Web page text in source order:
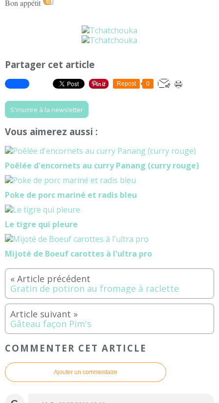
Bon appétit
Partager cet article
Repost 0
S'inscrire à la newsletter
Vous aimerez aussi :
Poêlée d'encornets au curry Panang (curry rouge)
Poke de porc mariné et radis bleu
Le tigre qui pleure
Mijoté de Boeuf carottes à l'ultra pro
Gratin de potiron au fromage à raclette
Gâteau façon Pim's
COMMENTER CET ARTICLE
Ajouter un commentaire